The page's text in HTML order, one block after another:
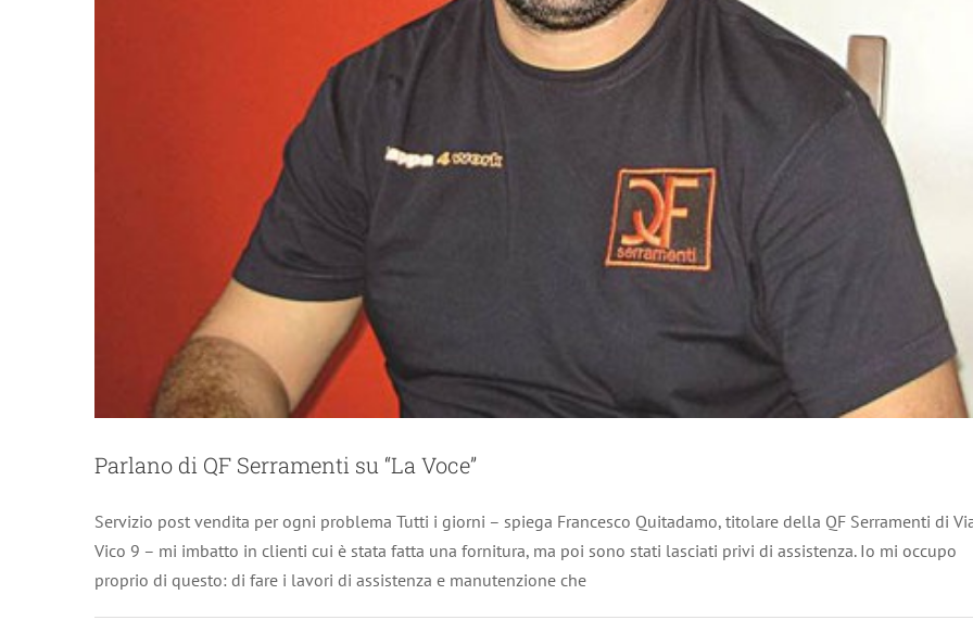
Parlano di QF Serramenti su “La Voce”
Servizio post vendita per ogni problema Tutti i giorni – spiega Francesco Quitadamo, titolare della QF Serramenti di
Vico 9 – mi imbatto in clienti cui è stata fatta una fornitura, ma poi sono stati lasciati privi di assistenza. Io mi occupo
proprio di questo: di fare i lavori di assistenza e manutenzione che
QF Serramenti sostiene lo sport giovanile